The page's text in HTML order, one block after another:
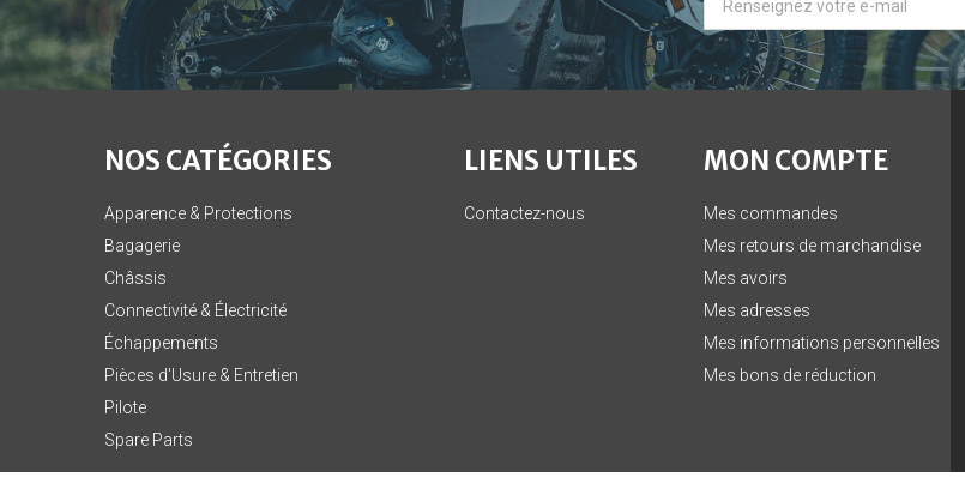
NOS CATÉGORIES
Apparence & Protections
Bagagerie
Châssis
Connectivité & Électricité
Échappements
Pièces d'Usure & Entretien
Pilote
Spare Parts
LIENS UTILES
Contactez-nous
MON COMPTE
Mes commandes
Mes retours de marchandise
Mes avoirs
Mes adresses
Mes informations personnelles
Mes bons de réduction